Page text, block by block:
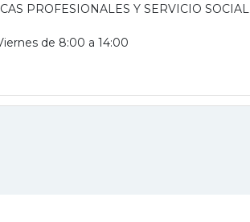
PROFESIONALES Y SERVICIO SOCIAL
de 8:00 a 14:00